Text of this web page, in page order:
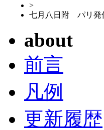
>
七月八日附 パリ
about
前言
凡例
更新履歴